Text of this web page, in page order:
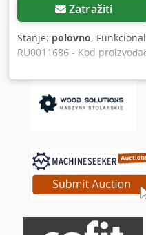
Zatražiti
Stanje: polovno,
RU0011686 - Kod
Stanje: Polovno -
Kompatibilna mašina: -
uslugu revizije,
Ikepfx Amkeck